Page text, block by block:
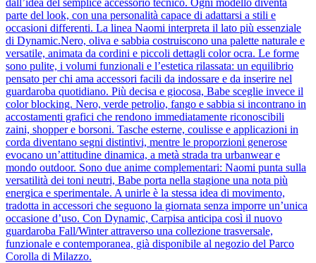
parte del look, con una personalità capace di adattarsi a stili e
occasioni differenti. La linea Naomi interpreta il lato più essenziale
di Dynamic.Nero, oliva e sabbia costruiscono una palette naturale e
versatile, animata da cordini e piccoli dettagli color ocra. Le forme
sono pulite, i volumi funzionali e l’estetica rilassata: un equilibrio
pensato per chi ama accessori facili da indossare e da inserire nel
guardaroba quotidiano. Più decisa e giocosa, Babe sceglie invece il
color blocking. Nero, verde petrolio, fango e sabbia si incontrano in
accostamenti grafici che rendono immediatamente riconoscibili
zaini, shopper e borsoni. Tasche esterne, coulisse e applicazioni in
corda diventano segni distintivi, mentre le proporzioni generose
evocano un’attitudine dinamica, a metà strada tra urbanwear e
mondo outdoor. Sono due anime complementari: Naomi punta sulla
versatilità dei toni neutri, Babe porta nella stagione una nota più
energica e sperimentale. A unirle è la stessa idea di movimento,
tradotta in accessori che seguono la giornata senza imporre un’unica
occasione d’uso. Con Dynamic, Carpisa anticipa così il nuovo
guardaroba Fall/Winter attraverso una collezione trasversale,
funzionale e contemporanea, già disponibile al negozio del Parco
Corolla di Milazzo.